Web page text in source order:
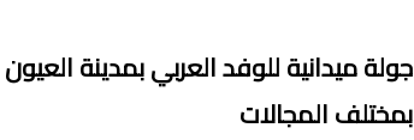
جولة ميدانية للوفد العربي بمدينة
بمختلف المجالات